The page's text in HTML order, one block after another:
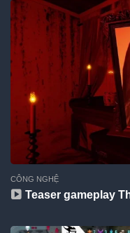
CÔNG NGHỆ
Teaser gameplay